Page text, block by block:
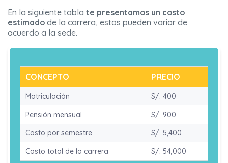
En la siguiente tabla te presentamos un costo
estimado de la carrera, estos pueden variar de
acuerdo a la sede.
CONCEPTO PRECIO
Matriculación
S/. 400
Pensión mensual
S/. 900
Costo por semestre
S/. 5,400
Costo total de la carrera
S/. 54,000